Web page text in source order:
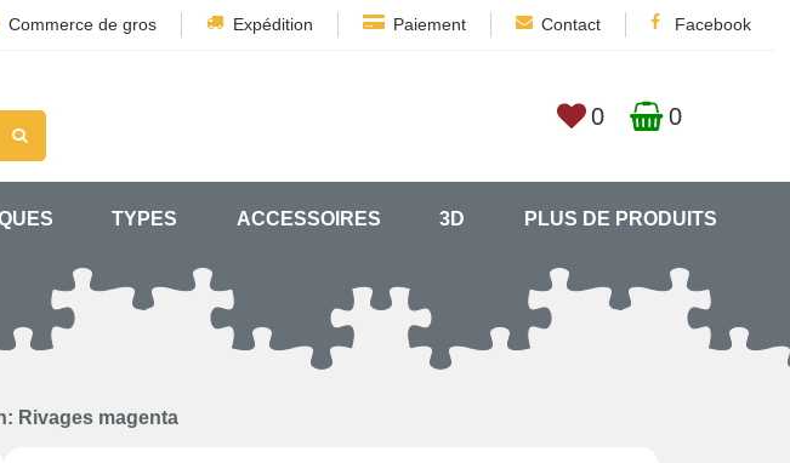
Commerce de gros Expédition Paiement Contact Facebook
0 0
TYPES ACCESSOIRES 3D PLUS DE PRODUITS
Rivages magenta